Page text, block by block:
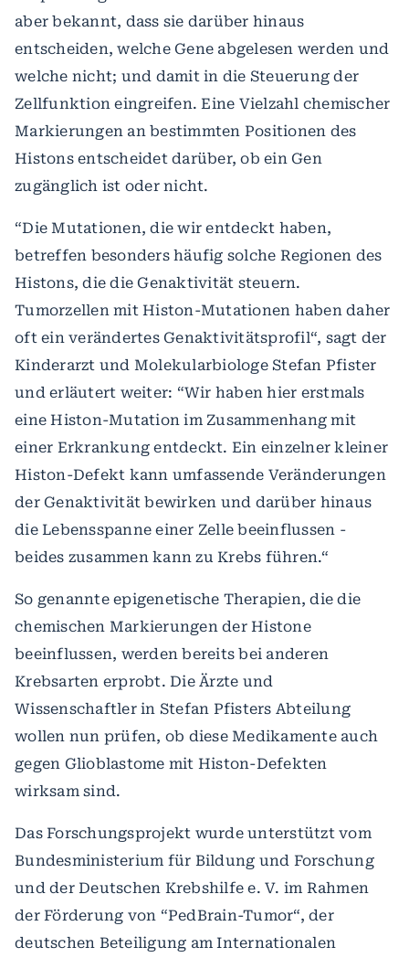
aber bekannt, dass sie darüber hinaus
entscheiden, welche Gene abgelesen werden und
welche nicht; und damit in die Steuerung der
Zellfunktion eingreifen. Eine Vielzahl chemischer
Markierungen an bestimmten Positionen des
Histons entscheidet darüber, ob ein Gen
zugänglich ist oder nicht.
“Die Mutationen, die wir entdeckt haben,
betreffen besonders häufig solche Regionen des
Histons, die die Genaktivität steuern.
Tumorzellen mit Histon-Mutationen haben daher
oft ein verändertes Genaktivitätsprofil“, sagt der
Kinderarzt und Molekularbiologe Stefan Pfister
und erläutert weiter: “Wir haben hier erstmals
eine Histon-Mutation im Zusammenhang mit
einer Erkrankung entdeckt. Ein einzelner kleiner
Histon-Defekt kann umfassende Veränderungen
der Genaktivität bewirken und darüber hinaus
die Lebensspanne einer Zelle beeinflussen -
beides zusammen kann zu Krebs führen.“
So genannte epigenetische Therapien, die die
chemischen Markierungen der Histone
beeinflussen, werden bereits bei anderen
Krebsarten erprobt. Die Ärzte und
Wissenschaftler in Stefan Pfisters Abteilung
wollen nun prüfen, ob diese Medikamente auch
gegen Glioblastome mit Histon-Defekten
wirksam sind.
Das Forschungsprojekt wurde unterstützt vom
Bundesministerium für Bildung und Forschung
und der Deutschen Krebshilfe e. V. im Rahmen
der Förderung von “PedBrain-Tumor“, der
deutschen Beteiligung am Internationalen